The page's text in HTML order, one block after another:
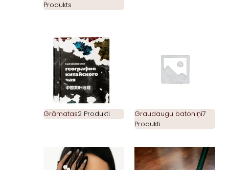
Produkts
Grāmatas2 Produkti Graudaugu batoniņi7
Produkti